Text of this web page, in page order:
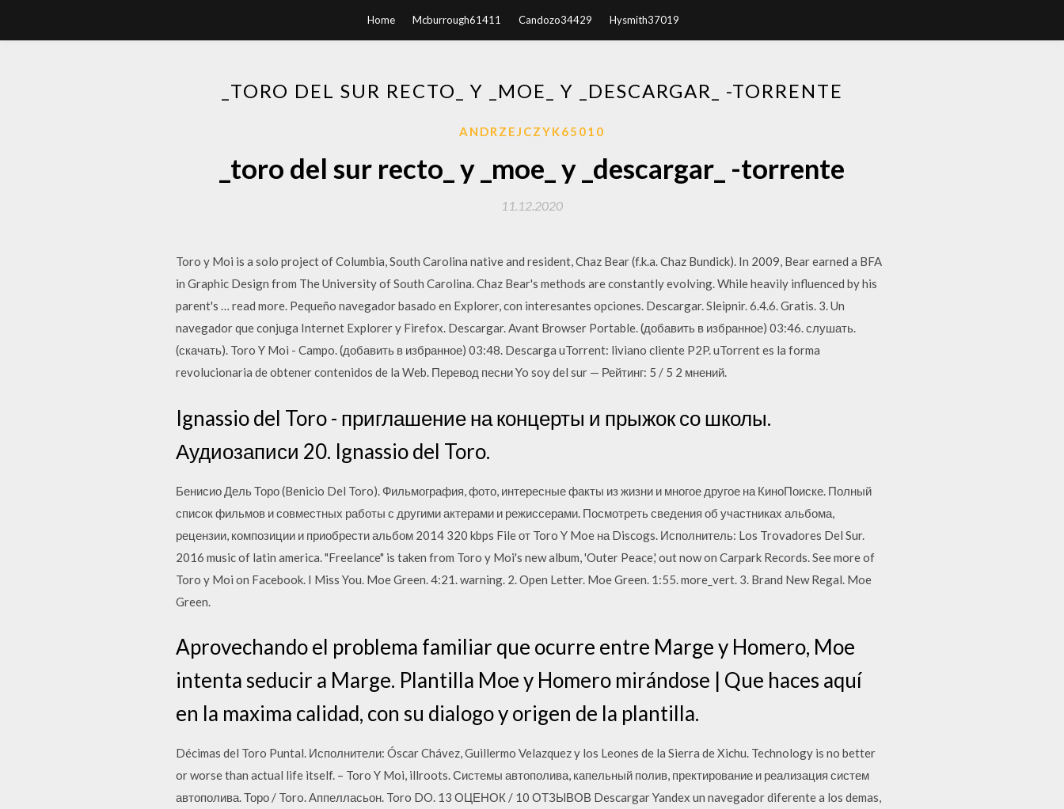
Home Mcburrough61411 Candozo34429 Hysmith37019
_TORO DEL SUR RECTO_ Y _MOE_ Y _DESCARGAR_ -TORRENTE
ANDRZEJCZYK65010
_toro del sur recto_ y _moe_ y _descargar_ -torrente
11.12.2020
Toro y Moi is a solo project of Columbia, South Carolina native and resident, Chaz Bear (f.k.a. Chaz Bundick). In 2009, Bear earned a BFA
in Graphic Design from The University of South Carolina. Chaz Bear's methods are constantly evolving. While heavily influenced by his
parent's … read more. Pequeño navegador basado en Explorer, con interesantes opciones. Descargar. Sleipnir. 6.4.6. Gratis. 3. Un
navegador que conjuga Internet Explorer y Firefox. Descargar. Avant Browser Portable. (добавить в избранное) 03:46. слушать.
(скачать). Toro Y Moi - Campo. (добавить в избранное) 03:48. Descarga uTorrent: liviano cliente P2P. uTorrent es la forma
revolucionaria de obtener contenidos de la Web. Перевод песни Yo soy del sur — Рейтинг: 5 / 5 2 мнений.
Ignassio del Toro - приглашение на концерты и прыжок со школы.
Аудиозаписи 20. Ignassio del Toro.
Бенисио Дель Торо (Benicio Del Toro). Фильмография, фото, интересные факты из жизни и многое другое на КиноПоиске. Полный
список фильмов и совместных работы с другими актерами и режиссерами. Посмотреть сведения об участниках альбома,
рецензии, композиции и приобрести альбом 2014 320 kbps File от Toro Y Moe на Discogs. Исполнитель: Los Trovadores Del Sur.
2016 music of latin america. "Freelance" is taken from Toro y Moi's new album, 'Outer Peace,' out now on Carpark Records. See more of
Toro y Moi on Facebook. I Miss You. Moe Green. 4:21. warning. 2. Open Letter. Moe Green. 1:55. more_vert. 3. Brand New Regal. Moe
Green.
Aprovechando el problema familiar que ocurre entre Marge y Homero, Moe
intenta seducir a Marge. Plantilla Moe y Homero mirándose | Que haces aquí
en la maxima calidad, con su dialogo y origen de la plantilla.
Décimas del Toro Puntal. Исполнители: Óscar Chávez, Guillermo Velazquez y los Leones de la Sierra de Xichu. Technology is no better
or worse than actual life itself. – Toro Y Moi, illroots. Системы автополива, капельный полив, пректирование и реализация систем
автополива. Торо / Toro. Аппелласьон. Toro DO. 13 ОЦЕНОК / 10 ОТЗЫВОВ Descargar Yandex un navegador diferente a los demas,